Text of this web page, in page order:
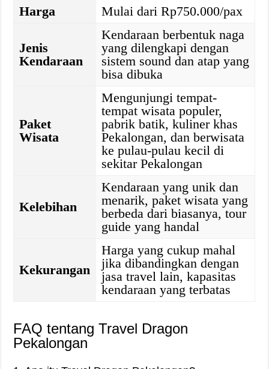
Harga
Mulai dari Rp750.000/pax
Jenis
Kendaraan
Kendaraan berbentuk naga
yang dilengkapi dengan
sistem sound dan atap yang
bisa dibuka
Paket
Wisata
Mengunjungi tempat-
tempat wisata populer,
pabrik batik, kuliner khas
Pekalongan, dan berwisata
ke pulau-pulau kecil di
sekitar Pekalongan
Kelebihan
Kendaraan yang unik dan
menarik, paket wisata yang
berbeda dari biasanya, tour
guide yang handal
Kekurangan
Harga yang cukup mahal
jika dibandingkan dengan
jasa travel lain, kapasitas
kendaraan yang terbatas
FAQ tentang Travel Dragon
Pekalongan